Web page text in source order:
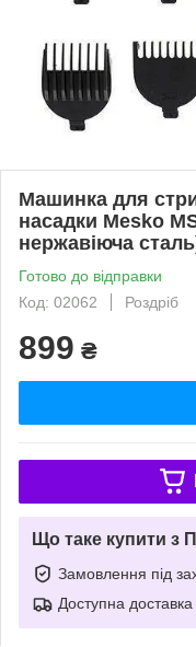
Машинка для
насадки Mesko
нержавіюча
Готово до відправки
Код: 02062
Роздріб
899 ₴
Що таке купити з
Замовлення під
Доступна доставка